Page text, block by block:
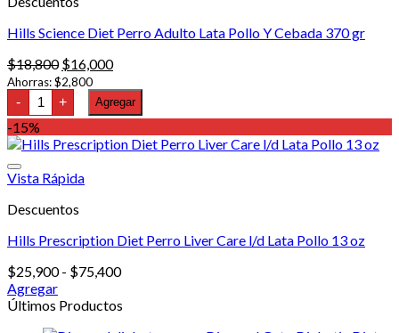
15.5
lb
cantidad
Hills Science Diet Perro Adulto Lata Pollo Y Cebada 370 gr
$18,800 El
precio
original
era:
$16,000El
actual
es:
Ahorras:$2,800
- Hills
Science
Diet
Perro
Adulto
Pollo
Cebada
gr
cantidad
+ Agregar
-15%
Vista Rápida
Descuentos
Hills Prescription Diet Perro Liver Care l/d Lata Pollo 13 oz
$25,900 - $75,400Rango
precios:
Agregar
Este
Últimos Productos